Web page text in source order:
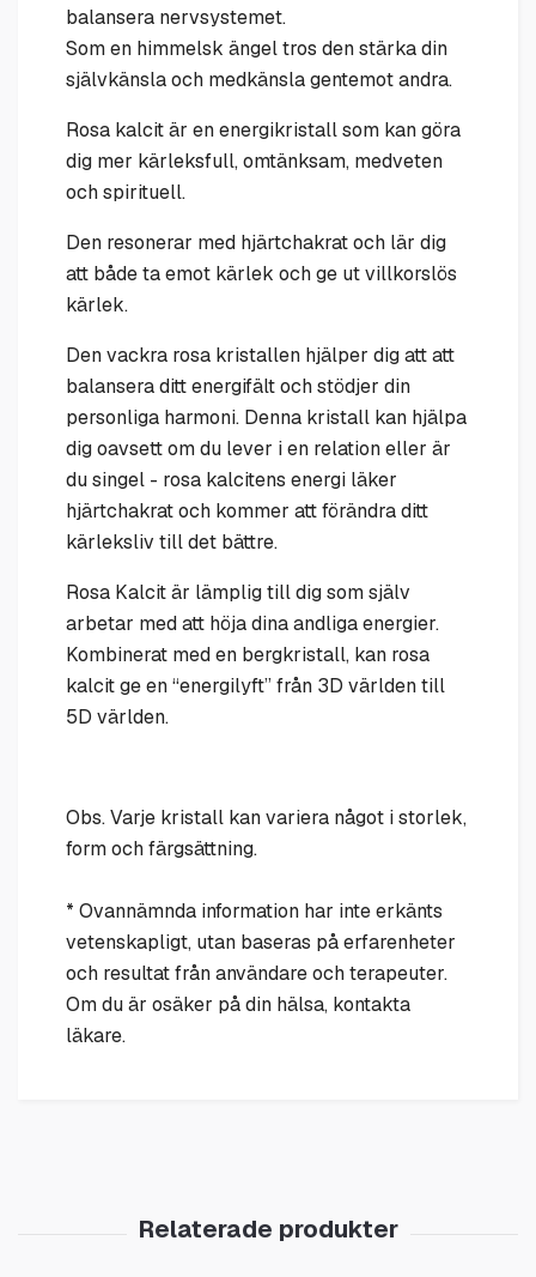
balansera nervsystemet.
Som en himmelsk ängel tros den stärka din
självkänsla och medkänsla gentemot andra.
Rosa kalcit är en energikristall som kan göra
dig mer kärleksfull, omtänksam, medveten
och spirituell.
Den resonerar med hjärtchakrat och lär dig
att både ta emot kärlek och ge ut villkorslös
kärlek.
Den vackra rosa kristallen hjälper dig att att
balansera ditt energifält och stödjer din
personliga harmoni. Denna kristall kan hjälpa
dig oavsett om du lever i en relation eller är
du singel - rosa kalcitens energi läker
hjärtchakrat och kommer att förändra ditt
kärleksliv till det bättre.
Rosa Kalcit är lämplig till dig som själv
arbetar med att höja dina andliga energier.
Kombinerat med en bergkristall, kan rosa
kalcit ge en “energilyft” från 3D världen till
5D världen.
Obs. Varje kristall kan variera något i storlek,
form och färgsättning.
* Ovannämnda information har inte erkänts
vetenskapligt, utan baseras på erfarenheter
och resultat från användare och terapeuter.
Om du är osäker på din hälsa, kontakta
läkare.